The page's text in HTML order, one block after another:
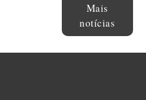
Mais
notícias